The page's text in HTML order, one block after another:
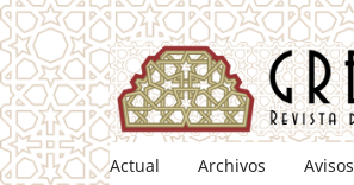
Actual Archivos Avisos